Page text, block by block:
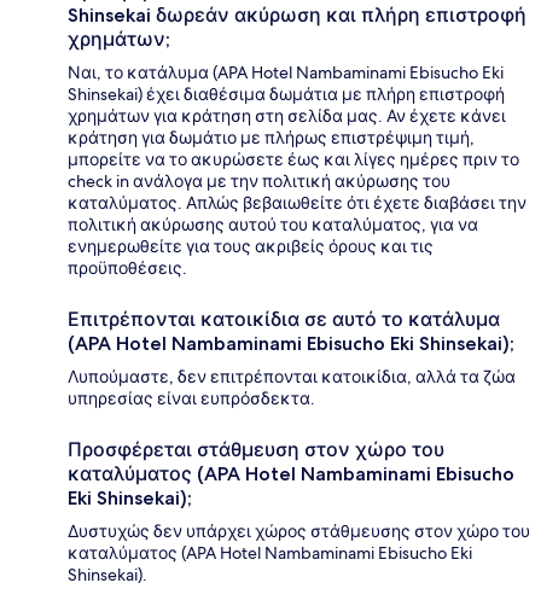
Shinsekai δωρεάν ακύρωση και πλήρη επιστροφή
χρημάτων;
Ναι, το κατάλυμα (APA Hotel Nambaminami Ebisucho Eki
Shinsekai) έχει διαθέσιμα δωμάτια με πλήρη επιστροφή
χρημάτων για κράτηση στη σελίδα μας. Αν έχετε κάνει
κράτηση για δωμάτιο με πλήρως επιστρέψιμη τιμή,
μπορείτε να το ακυρώσετε έως και λίγες ημέρες πριν το
check in ανάλογα με την πολιτική ακύρωσης του
καταλύματος. Απλώς βεβαιωθείτε ότι έχετε διαβάσει την
πολιτική ακύρωσης αυτού του καταλύματος, για να
ενημερωθείτε για τους ακριβείς όρους και τις
προϋποθέσεις.
Επιτρέπονται κατοικίδια σε αυτό το κατάλυμα
(APA Hotel Nambaminami Ebisucho Eki Shinsekai);
Λυπούμαστε, δεν επιτρέπονται κατοικίδια, αλλά τα ζώα
υπηρεσίας είναι ευπρόσδεκτα.
Προσφέρεται στάθμευση στον χώρο του
καταλύματος (APA Hotel Nambaminami Ebisucho
Eki Shinsekai);
Δυστυχώς δεν υπάρχει χώρος στάθμευσης στον χώρο του
καταλύματος (APA Hotel Nambaminami Ebisucho Eki
Shinsekai).